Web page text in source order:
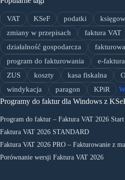
VAT KSeF podatki
zmiany w przepisach
faktura VAT
działalność gospodarcza
program do fakturowania
e-faktura
ZUS
koszty kasa fiskalna
windykacja
paragon KPiR
Programy do faktur dla Windows z
Program do faktur – Faktura VAT 2026 Start
Faktura VAT 2026 STANDARD
Faktura VAT 2026 PRO – Fakturowanie z
Porównanie wersji Faktura VAT 2026